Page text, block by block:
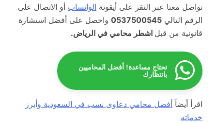
تواصل معنا عبر النقر على أيقونة الواتساب أو الاتصال على
الرقم التالي 0537500545 واحصل على أفضل استشارة
قانونية من قبل اشطر محامي في الرياض.
تحتاج مساعدة! أفضل المحاميين
بانتظارك
اقرأ أيضاً أفضل محامي دعاوى نسب في السعودية وأبرز
خدماته